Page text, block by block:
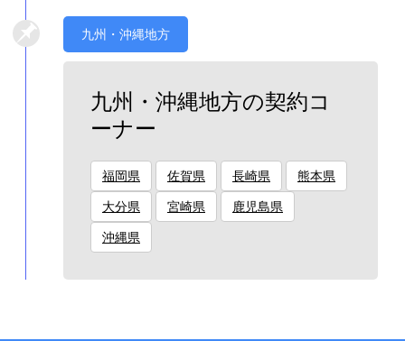
九州・沖縄地方
九州・沖縄地方の契約コ
ーナー
福岡県 佐賀県 長崎県 熊本県
大分県 宮崎県 鹿児島県
沖縄県